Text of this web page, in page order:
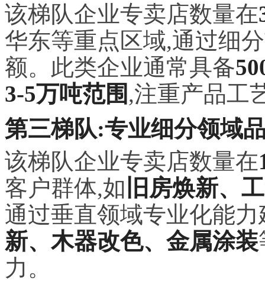
该梯队企业专卖店数量在
华东等重点区域,通过细
额。此类企业通常具备
3-5万吨范围 ,注重产品工
第三梯队:专业细分领域
该梯队企业专卖店数量在
客户群体,如 旧房焕新、
通过垂直领域专业化能
新、木器改色、金属涂装
力。